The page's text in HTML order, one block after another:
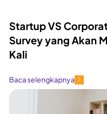
Startup VS
Survey yang Akan
Kali
Baca selengkapnya